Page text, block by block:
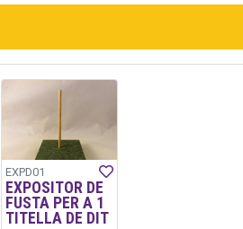
EXPD01
EXPOSITOR DE
FUSTA PER A 1
TITELLA DE DIT